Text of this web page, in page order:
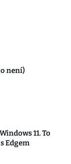
není)
11. To
Edgem